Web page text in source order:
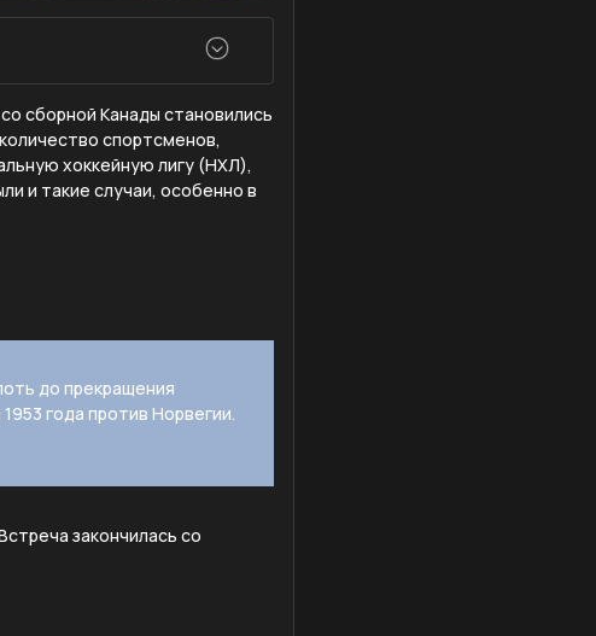
сборной Канады становились
спортсменов,
хоккейную лигу (НХЛ),
и такие случаи, особенно в
до прекращения
года против Норвегии.
закончилась со